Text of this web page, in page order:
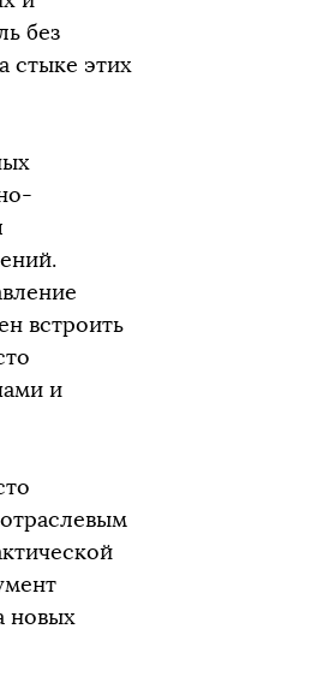
без
стыке этих
встроить
и
новых